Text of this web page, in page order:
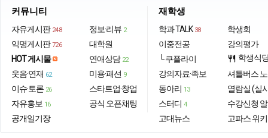
커뮤니티
자유게시판 248
익명게시판 726
HOT 게시물
웃음·연재 62
이슈·토론 26
자유홍보 16
공개일기장
정보·리뷰 2
대학원
연애상담 22
미용·패션 9
스타트업·창업
공식 오픈채팅
재학생
학과 TALK 38
이중전공
└ 쿠플라이
강의자료·족보
동아리 13
스터디 4
고대뉴스
학생회
강의평가
restaurant 학생식
셔틀버스
열람실 (실
수강신청
고파스 위키